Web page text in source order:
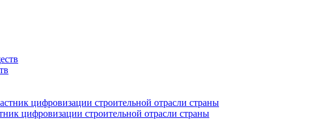
цифровизации строительной отрасли страны